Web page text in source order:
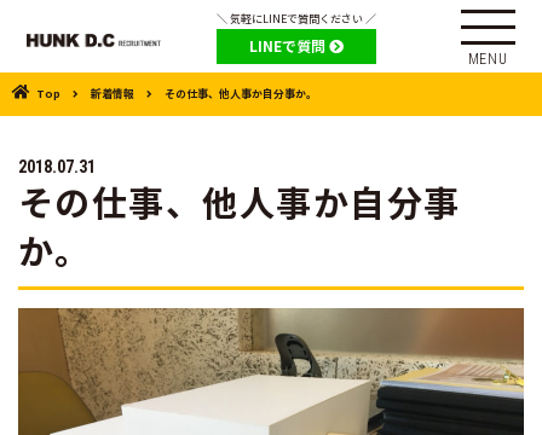
＼ 気軽にLINEで質問ください ／
LINEで質問
Top 新着情報 その仕事、他人事か自分事か。
2018.07.31
その仕事、他人事か自分事
か。